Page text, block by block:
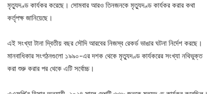
মৃত্যুদণ্ড কার্যকর করেছে। সোমবার আরও তিনজনকে মৃত্যুদণ্ড কার্যকর করার কথা
কর্তৃপক্ষ জানিয়েছে।
এই সংখ্যা টানা দ্বিতীয় বছর সৌদি আরবের নিজস্ব রেকর্ড ভাঙার ঘটনা নির্দেশ করছে।
মানবাধিকার সংগঠনগুলো ১৯৯০-এর দশক থেকে মৃত্যুদণ্ড কার্যকরের সংখ্যা নথিভুক্ত
করা শুরু করার পর থেকে এটি সর্বোচ্চ।